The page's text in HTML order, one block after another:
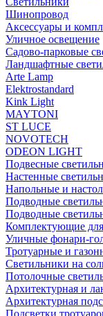
Шинопровод
Аксессуары и
Уличное освещение
Садово-парковые
Ландшафтные
Arte Lamp
Elektrostandard
Kink Light
MAYTONI
ST LUCE
NOVOTECH
ODEON LIGHT
Подвесные
Настенные
Напольные и
Подводные
Подводные
Комплектующие
Уличные фонари-
Тротуарные и
Светильники на
Потолочные
Архитектурная и
Архитектурная
Подсветки